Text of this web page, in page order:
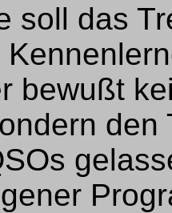
soll das
bewußt
den